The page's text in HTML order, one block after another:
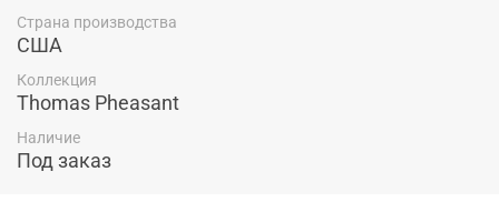
Страна производства
США
Коллекция
Thomas Pheasant
Наличие
Под заказ